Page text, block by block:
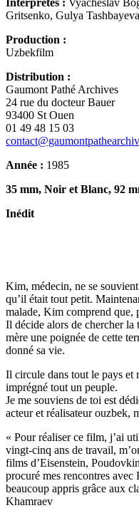
Gritsenko, Gulya
Production :
Uzbekfilm
Distribution :
Gaumont Pathé Archives
24 rue du docteur Bauer
93400 St Ouen
01 49 48 15 03
Année : 1985
35 mm, Noir et Blanc, 92
Inédit
Kim, médecin, ne se
qu’il était tout petit.
malade, Kim comprend que,
Il décide alors de chercher la
mère une poignée de cette
donné sa vie.
Il circule dans tout le pays et
imprégné tout un peuple.
Je me souviens de toi est
acteur et réalisateur ouzbek,
« Pour réaliser ce film, j’ai
vingt-cinq ans de travail,
films d’Eisenstein,
procuré mes rencontres
beaucoup appris grâce aux
Khamraev